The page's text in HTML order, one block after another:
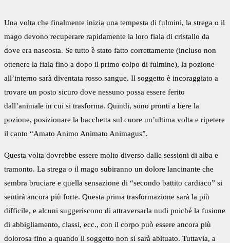
Una volta che finalmente inizia una tempesta di fulmini, la strega o il
mago devono recuperare rapidamente la loro fiala di cristallo da
dove era nascosta. Se tutto è stato fatto correttamente (incluso non
ottenere la fiala fino a dopo il primo colpo di fulmine), la pozione
all’interno sarà diventata rosso sangue. Il soggetto è incoraggiato a
trovare un posto sicuro dove nessuno possa essere ferito
dall’animale in cui si trasforma. Quindi, sono pronti a bere la
pozione, posizionare la bacchetta sul cuore un’ultima volta e ripetere
il canto “Amato Animo Animato Animagus”.
Questa volta dovrebbe essere molto diverso dalle sessioni di alba e
tramonto. La strega o il mago subiranno un dolore lancinante che
sembra bruciare e quella sensazione di “secondo battito cardiaco” si
sentirà ancora più forte. Questa prima trasformazione sarà la più
difficile, e alcuni suggeriscono di attraversarla nudi poiché la fusione
di abbigliamento, classi, ecc., con il corpo può essere ancora più
dolorosa fino a quando il soggetto non si sarà abituato. Tuttavia, a